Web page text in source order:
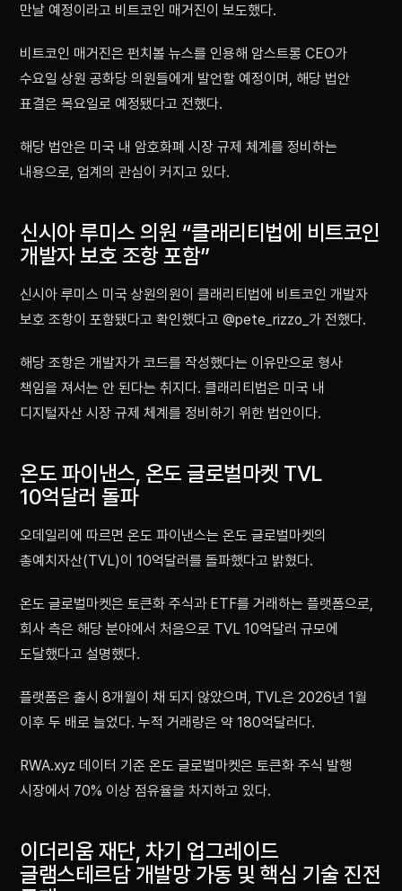
만날 예정이라고 비트코인 매거진이 보도했다.
비트코인 매거진은 펀치볼 뉴스를 인용해 암스트롱 CEO가
수요일 상원 공화당 의원들에게 발언할 예정이며, 해당 법안
표결은 목요일로 예정됐다고 전했다.
해당 법안은 미국 내 암호화폐 시장 규제 체계를 정비하는
내용으로, 업계의 관심이 커지고 있다.
신시아 루미스 의원 “클래리티법에 비트코인
개발자 보호 조항 포함”
신시아 루미스 미국 상원의원이 클래리티법에 비트코인 개발자
보호 조항이 포함됐다고 확인했다고 @pete_rizzo_가 전했다.
해당 조항은 개발자가 코드를 작성했다는 이유만으로 형사
책임을 져서는 안 된다는 취지다. 클래리티법은 미국 내
디지털자산 시장 규제 체계를 정비하기 위한 법안이다.
온도 파이낸스, 온도 글로벌마켓 TVL
10억달러 돌파
오데일리에 따르면 온도 파이낸스는 온도 글로벌마켓의
총예치자산(TVL)이 10억달러를 돌파했다고 밝혔다.
온도 글로벌마켓은 토큰화 주식과 ETF를 거래하는 플랫폼으로,
회사 측은 해당 분야에서 처음으로 TVL 10억달러 규모에
도달했다고 설명했다.
플랫폼은 출시 8개월이 채 되지 않았으며, TVL은 2026년 1월
이후 두 배로 늘었다. 누적 거래량은 약 180억달러다.
RWA.xyz 데이터 기준 온도 글로벌마켓은 토큰화 주식 발행
시장에서 70% 이상 점유율을 차지하고 있다.
이더리움 재단, 차기 업그레이드
글램스테르담 개발망 가동 및 핵심 기술 진전